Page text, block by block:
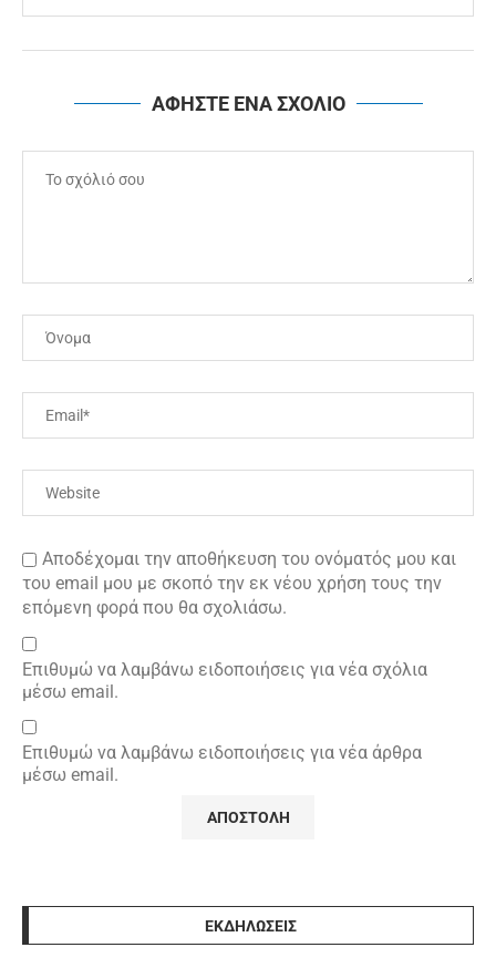
ΑΦΗΣΤΕ ΕΝΑ ΣΧΟΛΙΟ
Αποδέχομαι την αποθήκευση του ονόματός μου και
του email μου με σκοπό την εκ νέου χρήση τους την
επόμενη φορά που θα σχολιάσω.
Επιθυμώ να λαμβάνω ειδοποιήσεις για νέα σχόλια
μέσω email.
Επιθυμώ να λαμβάνω ειδοποιήσεις για νέα άρθρα
μέσω email.
ΕΚΔΗΛΩΣΕΙΣ